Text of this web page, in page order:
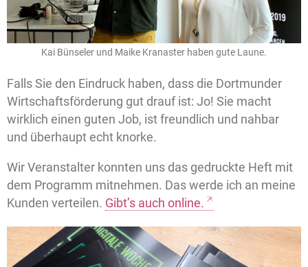
Kai Bünseler und Maike Kranaster haben gute Laune.
Falls Sie den Eindruck haben, dass die Dortmunder
Wirtschaftsförderung gut drauf ist: Jo! Sie macht
wirklich einen guten Job, ist freundlich und nahbar
und überhaupt echt knorke.
Wir Veranstalter konnten uns das gedruckte Heft mit
dem Programm mitnehmen. Das werde ich an meine
Kunden verteilen. Gibt’s auch online.